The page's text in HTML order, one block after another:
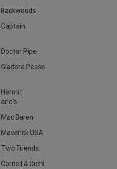
Pipe
Pesse
Baren
USA
Friends
& Diehl